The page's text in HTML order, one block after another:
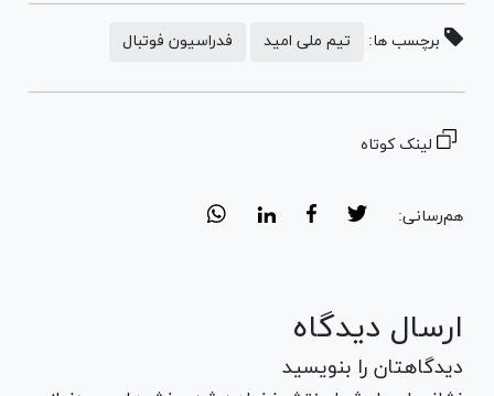
برچسب ها: تیم ملی امید فدراسیون فوتبال
لینک کوتاه
هم‌رسانی:
ارسال دیدگاه
دیدگاهتان را بنویسید